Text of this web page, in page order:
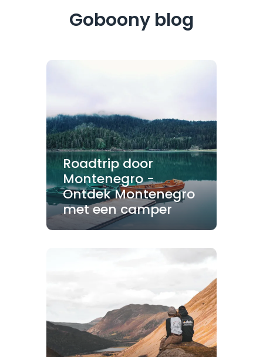
Goboony blog
Roadtrip door
Montenegro -
Ontdek Montenegro
met een camper